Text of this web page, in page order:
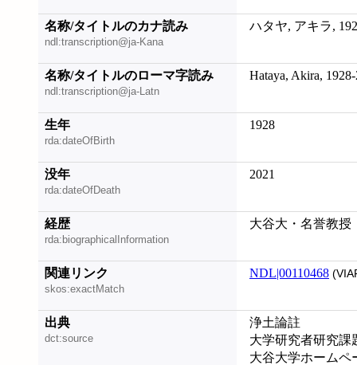
名称/タイトルのカナ読み
ndl:transcription@ja-Kana
ハタヤ, アキラ,
名称/タイトルのローマ字読み
ndl:transcription@ja-Latn
Hataya, Akira,
生年
rda:dateOfBirth
1928
没年
rda:dateOfDeath
2021
経歴
rda:biographicalInformation
大谷大・名誉教授
関連リンク
skos:exactMatch
NDL|00110468
出典
dct:source
浄土論註
大学研究者研究課
大谷大学ホームペ